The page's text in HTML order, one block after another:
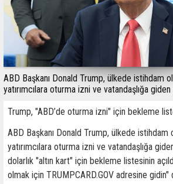
ABD Başkanı Donald Trump, ülkede istihdam
yatırımcılara oturma izni ve vatandaşlığa
Trump, "ABD’de oturma izni" için bekleme
ABD Başkanı Donald Trump, ülkede istihdam
yatırımcılara oturma izni ve vatandaşlığa
dolarlık "altın kart" için bekleme listesinin
olmak için TRUMPCARD.GOV adresine gidin"